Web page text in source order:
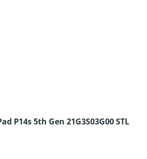
P14s 5th Gen 21G3S03G00 STL